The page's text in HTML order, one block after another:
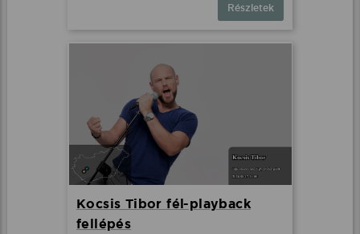
Részletek
Kocsis Tibor fél-playback
fellépés